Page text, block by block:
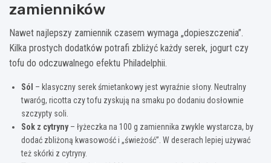
zamienników
Nawet najlepszy zamiennik czasem wymaga „dopieszczenia”.
Kilka prostych dodatków potrafi zbliżyć każdy serek, jogurt czy
tofu do odczuwalnego efektu Philadelphii.
Sól – klasyczny serek śmietankowy jest wyraźnie słony. Neutralny
twaróg, ricotta czy tofu zyskują na smaku po dodaniu dosłownie
szczypty soli.
Sok z cytryny– łyżeczka na 100 g zamiennika zwykle wystarcza, by
dodać zbliżoną kwasowość i „świeżość”. W deserach lepiej używać
też skórki z cytryny.